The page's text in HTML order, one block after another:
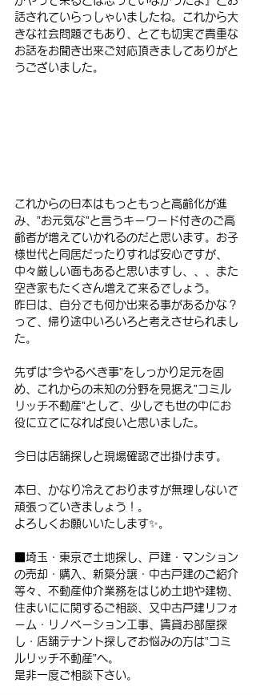
話されていらっしゃいましたね。これから大
きな社会問題でもあり、とても切実で貴重な
お話をお聞き出来ご対応頂きましてありがと
うございました。
これからの日本はもっともっと高齢化が進
み、”お元気な”と言うキーワード付きのご高
齢者が増えていかれるのだと思います。お子
様世代と同居だったりすれば安心ですが、
中々厳しい面もあると思いますし、、、また
空き家もたくさん増えて来るでしょう。
昨日は、自分でも何か出来る事があるかな？
って、帰り途中いろいろと考えさせられまし
た。
先ずは”今やるべき事”をしっかり足元を固
め、これからの未知の分野を見据え”コミル
リッチ不動産”として、少しでも世の中にお
役に立てになれば良いと思いました。
今日は店舗探しと現場確認で出掛けます。
本日、かなり冷えておりますが無理しないで
頑張っていきましょう！。
よろしくお願いいたします✨。
■埼玉・東京で土地探し、戸建・マンション
の売却・購入、新築分譲・中古戸建のご紹介
等々、不動産仲介業務をはじめ土地や建物、
住まいにに関するご相談、又中古戸建リフォ
ーム・リノベーション工事、賃貸お部屋探
し・店舗テナント探しでお悩みの方は”コミ
ルリッチ不動産”へ。
是非一度ご相談下さい。